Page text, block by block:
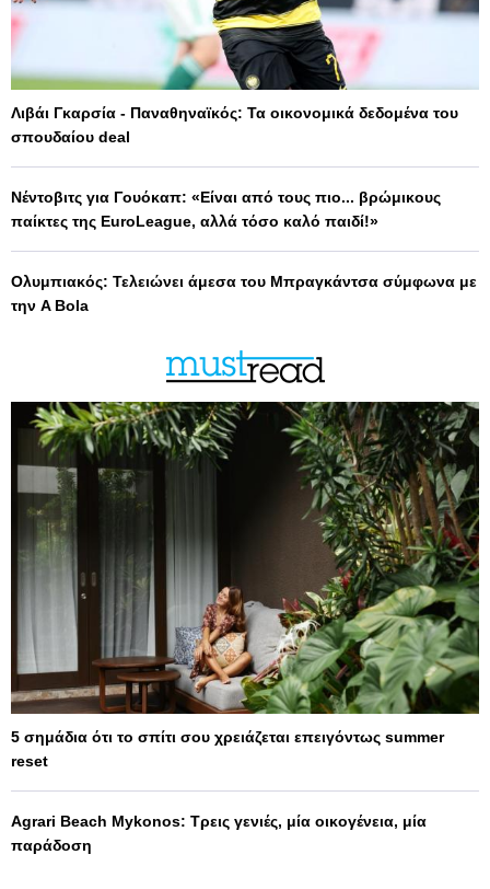
Λιβάι Γκαρσία - Παναθηναϊκός: Τα οικονομικά δεδομένα του
σπουδαίου deal
Νέντοβιτς για Γουόκαπ: «Είναι από τους πιο... βρώμικους
παίκτες της EuroLeague, αλλά τόσο καλό παιδί!»
Ολυμπιακός: Τελειώνει άμεσα του Μπραγκάντσα σύμφωνα με
την A Bola
5 σημάδια ότι το σπίτι σου χρειάζεται επειγόντως summer
reset
Agrari Beach Mykonos: Τρεις γενιές, μία οικογένεια, μία
παράδοση